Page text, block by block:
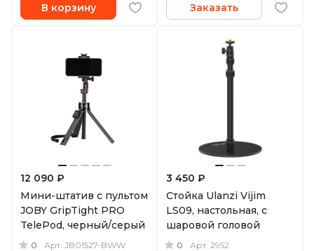
В корзину Заказать
12 090 ₽
Мини-штатив с пультом
JOBY GripTight PRO
TelePod, черный/серый
0 Арт. JB01527-BWW
3 450 ₽
Стойка Ulanzi Vijim
LS09, настольная, с
шаровой головой
0 Арт. 2952